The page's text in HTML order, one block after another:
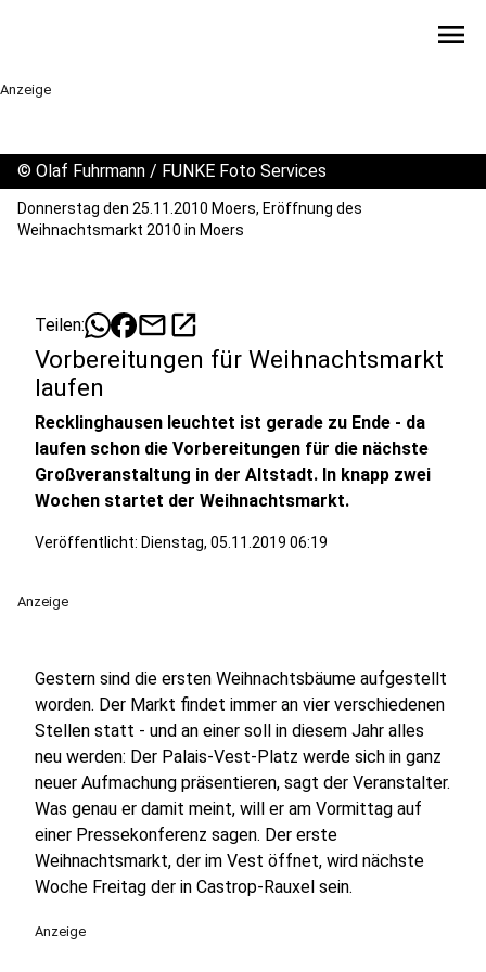
menu
Anzeige
© Olaf Fuhrmann / FUNKE Foto Services
Donnerstag den 25.11.2010 Moers, Eröffnung des
Weihnachtsmarkt 2010 in Moers
Teilen: mailopen_in_new
Vorbereitungen für Weihnachtsmarkt
laufen
Recklinghausen leuchtet ist gerade zu Ende - da
laufen schon die Vorbereitungen für die nächste
Großveranstaltung in der Altstadt. In knapp zwei
Wochen startet der Weihnachtsmarkt.
Veröffentlicht: Dienstag, 05.11.2019 06:19
Anzeige
Gestern sind die ersten Weihnachtsbäume aufgestellt
worden. Der Markt findet immer an vier verschiedenen
Stellen statt - und an einer soll in diesem Jahr alles
neu werden: Der Palais-Vest-Platz werde sich in ganz
neuer Aufmachung präsentieren, sagt der Veranstalter.
Was genau er damit meint, will er am Vormittag auf
einer Pressekonferenz sagen. Der erste
Weihnachtsmarkt, der im Vest öffnet, wird nächste
Woche Freitag der in Castrop-Rauxel sein.
Anzeige